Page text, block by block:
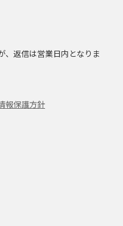
、返信は営業日内となりま
報保護方針